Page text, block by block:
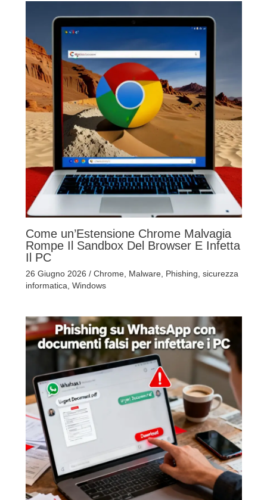
Come un’Estensione Chrome Malvagia
Rompe Il Sandbox Del Browser E Infetta
Il PC
26 Giugno 2026 / Chrome, Malware, Phishing sicurezza
informatica Windows